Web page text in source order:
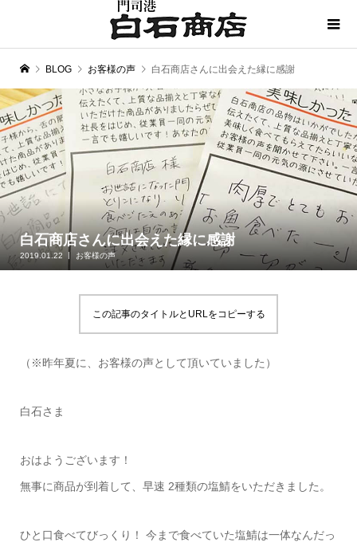
BLOG お客様の声 白石商店さんに出会えた縁に感謝
白石商店さんに出会えた縁に感謝
2019.01.22 お客様の声
この記事のタイトルとURLをコピーする
（※昨年夏に、お客様の声として頂いていました）
白石さま
おはようございます！
無事に商品が到着して、早速 2種類の塩鯖をいただきました。
ひと口食べてびっくり！ 今まで食べていた塩鯖は一体なんだっ